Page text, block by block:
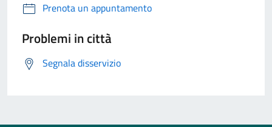
Prenota un appuntamento
Problemi in città
Segnala disservizio